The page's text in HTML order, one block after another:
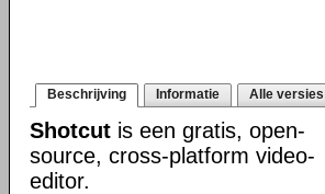
Beschrijving Informatie Alle versies
Shotcut is een gratis, open-
source, cross-platform video-
editor.